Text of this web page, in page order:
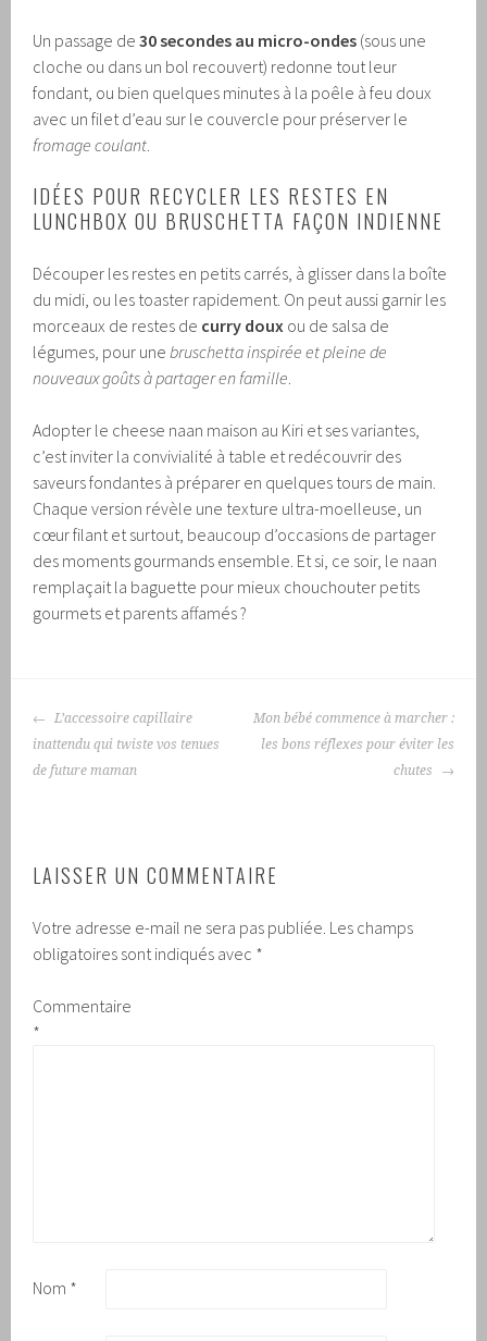
Un passage de30 secondes au micro-ondes (sous une
cloche ou dans un bol recouvert) redonne tout leur
fondant, ou bien quelques minutes à la poêle à feu doux
avec un filet d’eau sur le couvercle pour préserver le
fromage coulant.
IDÉES POUR RECYCLER LES RESTES EN
LUNCHBOX OU BRUSCHETTA FAÇON INDIENNE
Découper les restes en petits carrés, à glisser dans la boîte
du midi, ou les toaster rapidement. On peut aussi garnir les
morceaux de restes de curry doux ou de salsa de
légumes, pour unebruschetta inspirée et pleine de
nouveaux goûts à partager en famille.
Adopter le cheese naan maison au Kiri et ses variantes,
c’est inviter la convivialité à table et redécouvrir des
saveurs fondantes à préparer en quelques tours de main.
Chaque version révèle une texture ultra-moelleuse, un
cœur filant et surtout, beaucoup d’occasions de partager
des moments gourmands ensemble. Et si, ce soir, le naan
remplaçait la baguette pour mieux chouchouter petits
gourmets et parents affamés ?
NAVIGATION
DES
ARTICLES
L’accessoire capillaire
inattendu qui twiste vos tenues
de future maman
Mon bébé commence à marcher :
les bons réflexes pour éviter les
chutes
LAISSER UN COMMENTAIRE
Votre adresse e-mail ne sera pas publiée. Les champs
obligatoires sont indiqués avec *
Commentaire
*
Nom *